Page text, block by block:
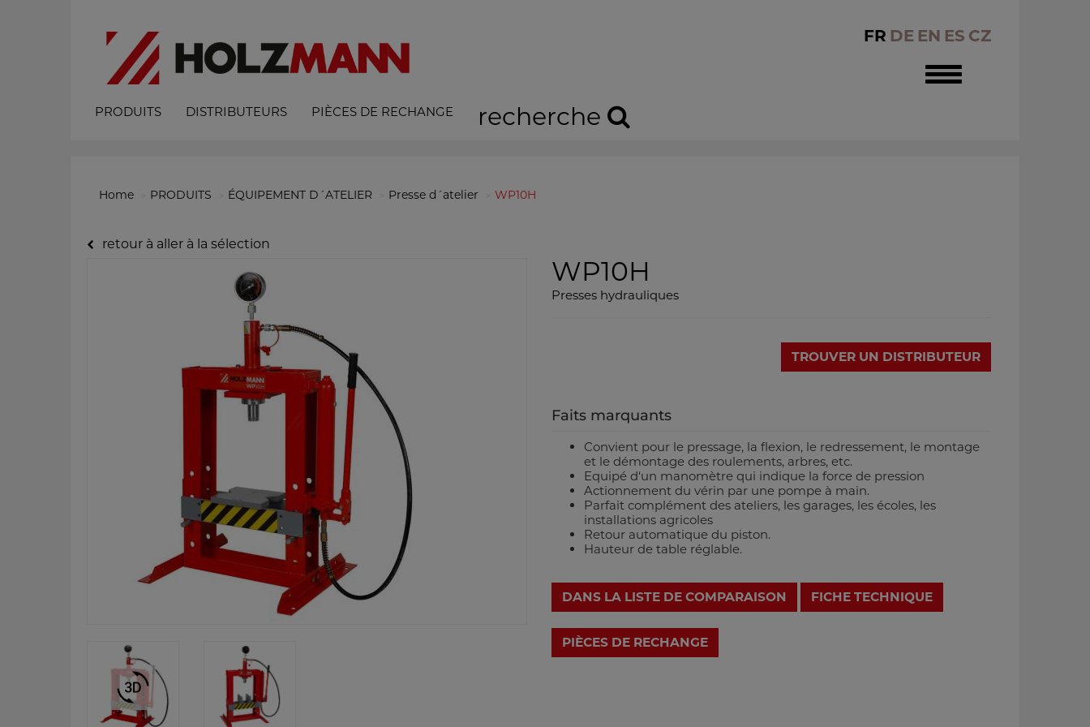
Toggle
navigation
FR DE EN ES CZ
PRODUITS DISTRIBUTEURS PIÈCES DE RECHANGE recherche
Home PRODUITS ÉQUIPEMENT D´ATELIER Presse d´atelier WP10H
retour à aller à la sélection
WP10H
Presses hydrauliques
TROUVER UN DISTRIBUTEUR
Faits marquants
Convient pour le pressage, la flexion, le redressement, le montage
et le démontage des roulements, arbres, etc.
Equipé d‘un manomètre qui indique la force de pression
Actionnement du vérin par une pompe à main.
Parfait complément des ateliers, les garages, les écoles, les
installations agricoles
Retour automatique du piston.
Hauteur de table réglable.
DANS LA LISTE DE COMPARAISON FICHE TECHNIQUE